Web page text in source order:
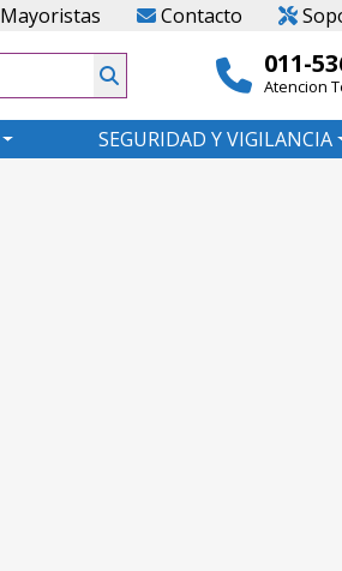
Mayoristas Contacto
011-
Atencion
SEGURIDAD Y VIGILANCIA